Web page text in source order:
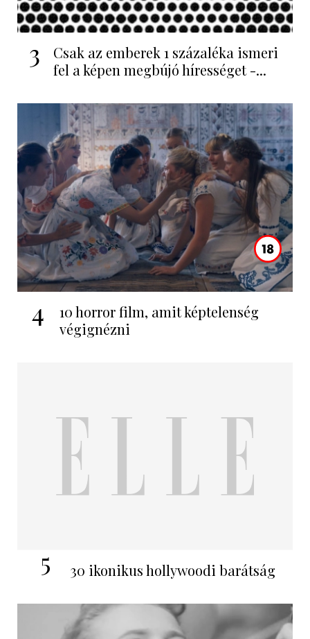
3
Csak az emberek 1 százaléka ismeri
fel a képen megbújó hírességet -...
4
10 horror film, amit képtelenség
végignézni
5 30 ikonikus hollywoodi barátság